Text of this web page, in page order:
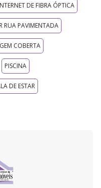
DE FIBRA ÓPTICA
RUA PAVIMENTADA
COBERTA
PISCINA
DE ESTAR